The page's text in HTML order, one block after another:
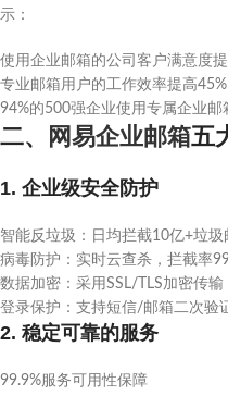
示：
使用企业邮箱的公司客户满意度
专业邮箱用户的工作效率提高45%
94%的500强企业使用专属企业邮
二、 网易企业邮箱五
1. 企业级安全防护
智能反垃圾：日均拦截10亿+垃
病毒防护：实时云查杀，拦截率
数据加密：采用SSL/TLS加密传输
登录保护：支持短信/邮箱二次验
2. 稳定可靠的服务
99.9%服务可用性保障